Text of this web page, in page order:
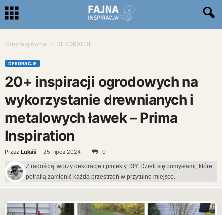
Strona główna DEKORACJE
DEKORACJE
20+ inspiracji ogrodowych na
wykorzystanie drewnianych i
metalowych ławek – Prima
Inspiration
Przez Lukáš - 25. lipca 2024 0
Z radością tworzy dekoracje i projekty DIY. Dzieli się pomysłami, które
potrafią zamienić każdą przestrzeń w przytulne miejsce.